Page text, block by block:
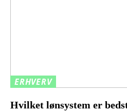
ERHVERV
Hvilket lønsystem er